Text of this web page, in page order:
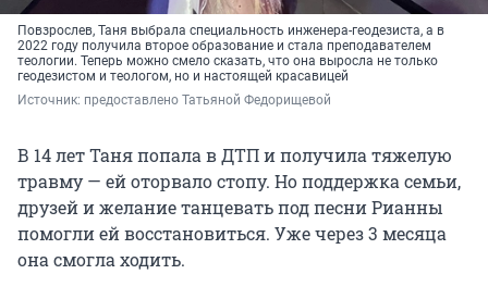
Повзрослев, Таня выбрала специальность инженера-геодезиста, а в
2022 году получила второе образование и стала преподавателем
теологии. Теперь можно смело сказать, что она выросла не только
геодезистом и теологом, но и настоящей красавицей
Источник: предоставлено Татьяной Федорищевой
В 14 лет Таня попала в ДТП и получила тяжелую
травму — ей оторвало стопу. Но поддержка семьи,
друзей и желание танцевать под песни Рианны
помогли ей восстановиться. Уже через 3 месяца
она смогла ходить.